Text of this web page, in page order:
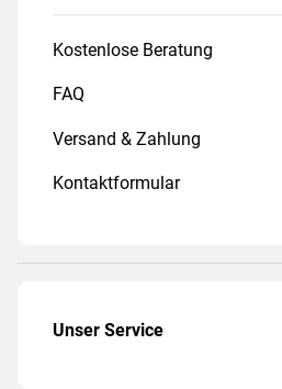
Kostenlose Beratung
FAQ
Versand & Zahlung
Kontaktformular
Unser Service